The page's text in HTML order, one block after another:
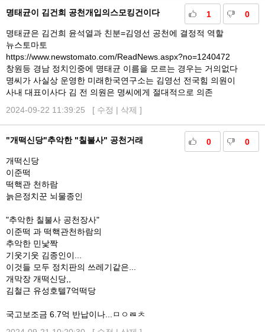
1 0
명태균이 김건희 공천개입의스모킹건이다
명태균은 김건희 윤석열과 친분=김영선 공천에 결정적 역할
뉴스토마토
https://www.newstomato.com/ReadNews.aspx?no=1240472
창원등 경남 정치인중에 명태균 이름을 모르는 경우는 거의없다
명씨가 사실상 운영한 미래한국연구소는 김영선 전국힘 의원이
사내 대표이사다 김 전 의원은 명씨에게 절대적으로 의존
2024-09-22 11:39:25 [ 수정 | 삭제 ]
0 0
"개떡신당"추악한 "칠불사" 공천거래
개떡신당
이준떡
떡핵관 천하람
늙은정치꾼 뇌물종인
"추악한 칠불사 공천장사"
이준떡 과 떡핵관천하람의
추악한 민낯짝
기웃기웃 김종인이...
이것들 모두 정치판의 쓰레기같은...
개막장 개떡신당,,
김철근 유성호텔7억떡당
국고보조금 6.7억 반납이나...ㅁㅇㄿㅊ